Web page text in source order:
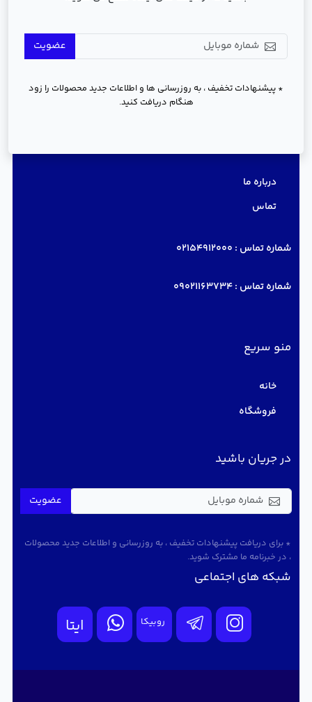
عضویت
* پیشنهادات تخفیف ، به روزرسانی ها و اطلاعات جدید محصولات را زود
هنگام دریافت کنید.
درباره ما
تماس
شماره تماس : 02154912000
شماره تماس :09021163734
منو سریع
خانه
فروشگاه
در جریان باشید
عضویت
* برای دریافت پیشنهادات تخفیف ، به روزرسانی و اطلاعات جدید محصولات
، در خبرنامه ما مشترک شوید.
شبکه های اجتماعی
روبیکا ایتا